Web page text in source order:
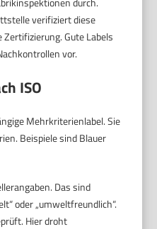
verifiziert diese
Gute Labels
vor.
ISO
Mehrkriterienlabel. Sie
Beispiele sind Blauer
Das sind
oder „umweltfreundlich“.
Hier droht